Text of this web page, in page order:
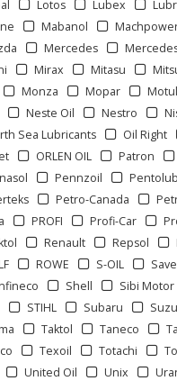
Lotos Lubex
Mabanol
Mercedes
Mirax Mitasu
Monza Mopar Motul
Neste Oil Nestro
Sea Lubricants Oil Right
ORLEN OIL Patron
Pennzoil
Pentolub
Petro-Canada
PROFI Profi-Car
Renault Repsol
ROWE S-OIL
Shell Sibi Motor
STIHL Subaru
Taktol Taneco
Texoil Totachi
United Oil Unix